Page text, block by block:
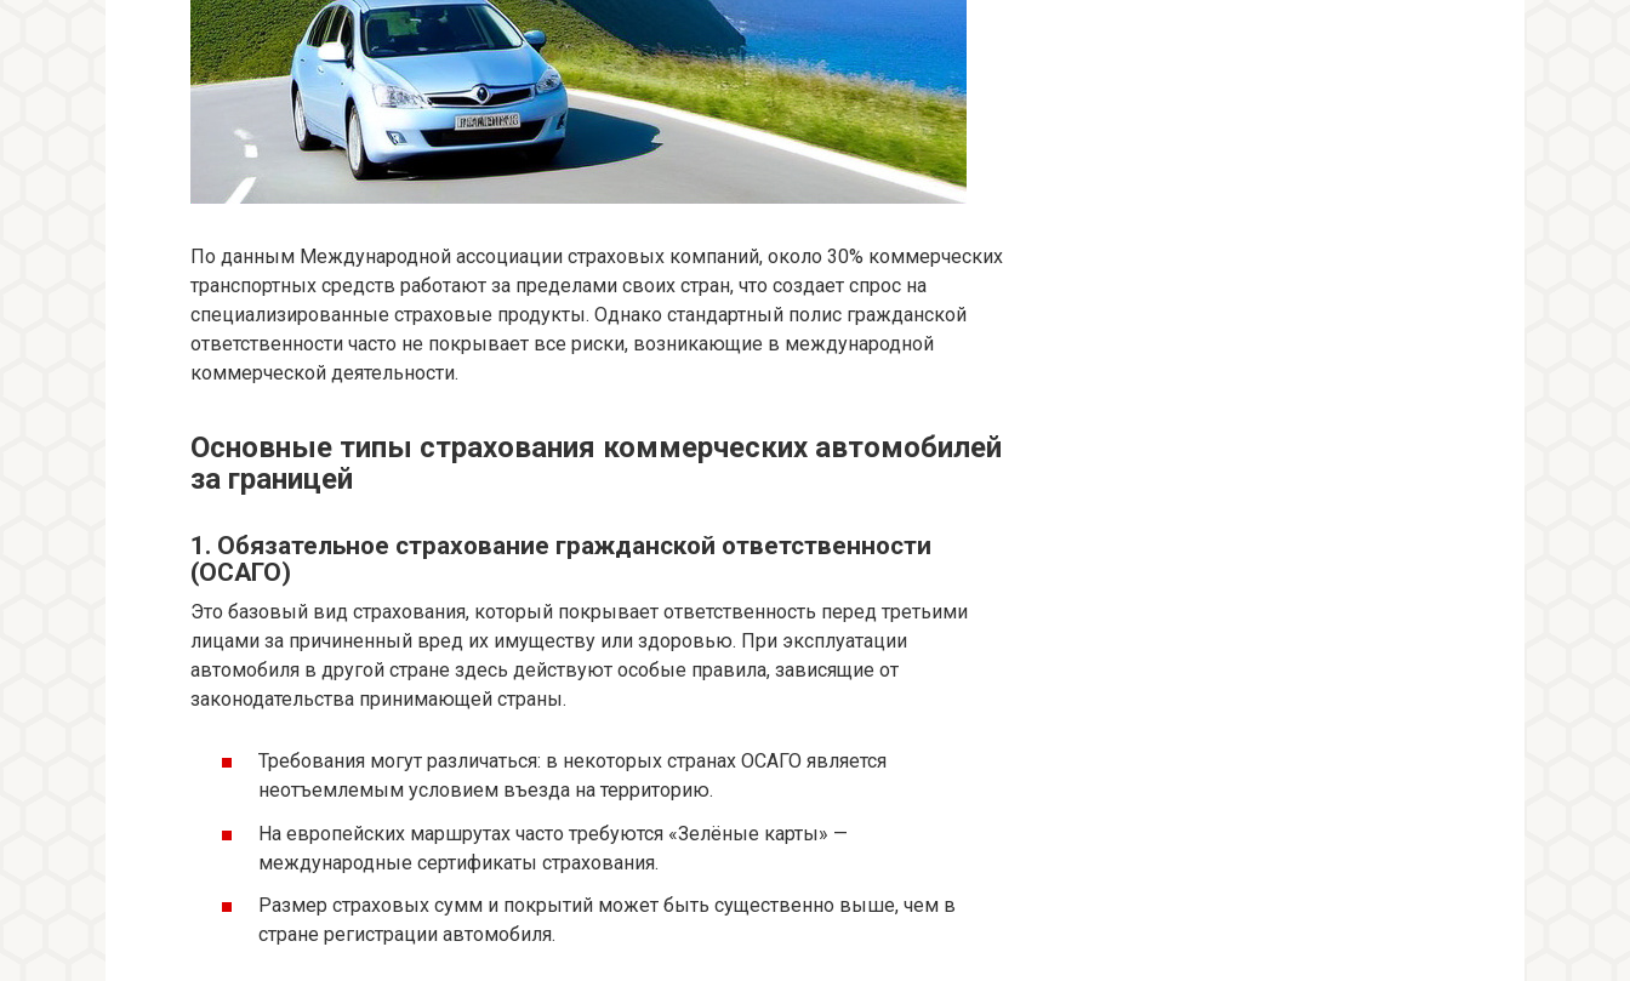
По данным Международной ассоциации страховых компаний, около 30% коммерческих
транспортных средств работают за пределами своих стран, что создает спрос на
специализированные страховые продукты. Однако стандартный полис гражданской
ответственности часто не покрывает все риски, возникающие в международной
коммерческой деятельности.
Основные типы страхования коммерческих автомобилей
за границей
1. Обязательное страхование гражданской ответственности
(ОСАГО)
Это базовый вид страхования, который покрывает ответственность перед третьими
лицами за причиненный вред их имуществу или здоровью. При эксплуатации
автомобиля в другой стране здесь действуют особые правила, зависящие от
законодательства принимающей страны.
Требования могут различаться: в некоторых странах ОСАГО является
неотъемлемым условием въезда на территорию.
На европейских маршрутах часто требуются «Зелёные карты» —
международные сертификаты страхования.
Размер страховых сумм и покрытий может быть существенно выше, чем в
стране регистрации автомобиля.